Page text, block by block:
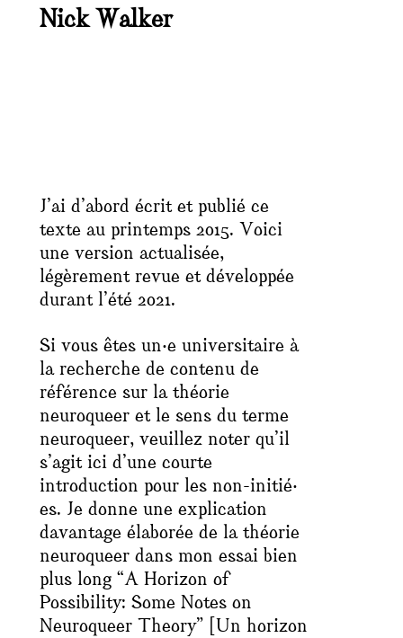
Nick Walker
J’ai d’abord écrit et publié ce
texte au printemps 2015. Voici
une version actualisée,
légèrement revue et développée
durant l’été 2021.
Si vous êtes un‧e universitaire à
la recherche de contenu de
référence sur la théorie
neuroqueer et le sens du terme
neuroqueer, veuillez noter qu’il
s’agit ici d’une courte
introduction pour les non-initié‧
es. Je donne une explication
davantage élaborée de la théorie
neuroqueer dans mon essai bien
plus long “A Horizon of
Possibility: Some Notes on
Neuroqueer Theory” [Un horizon